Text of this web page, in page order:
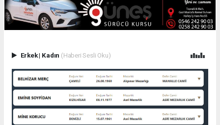
Erkek| Kadın (Haberi Sesli Oku)